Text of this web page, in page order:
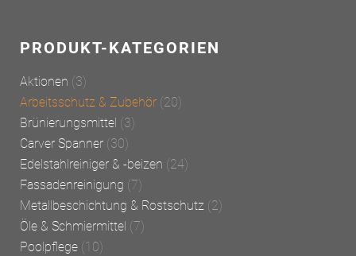
PRODUKT-KATEGORIEN
Aktionen (3)
Arbeitsschutz & Zubehör (20)
Brünierungsmittel (3)
Carver Spanner (30)
Edelstahlreiniger & -beizen (24)
Fassadenreinigung (7)
Metallbeschichtung & Rostschutz (2)
Öle & Schmiermittel (7)
Poolpflege (10)